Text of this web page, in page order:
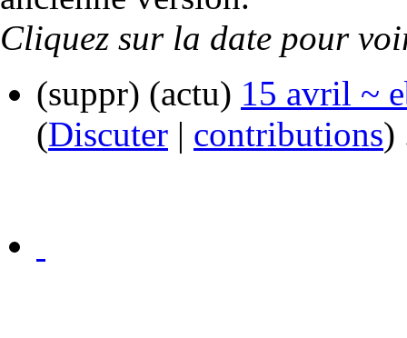
Cliquez sur la date pour
(suppr) (actu) 15 avril ~
(Discuter | contributions)